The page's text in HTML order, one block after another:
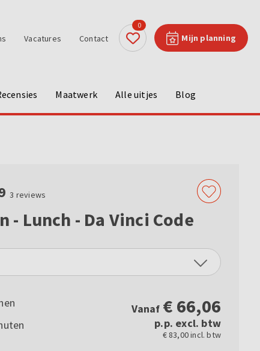
Mijn planning
0
Vacatures Contact
Maatwerk Alle uitjes Blog
3 reviews
- Lunch - Da Vinci Code
Vanaf € 66,06
p.p. excl. btw
€ 83,00 incl. btw